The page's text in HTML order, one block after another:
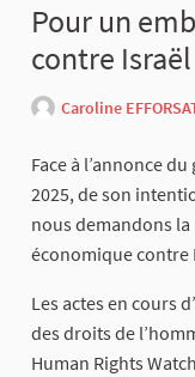
Pour un
contre Israël
Caroline
Face à l’annonce
2025, de son
nous demandons la
économique contre
Les actes en cours
des droits de
Human Rights